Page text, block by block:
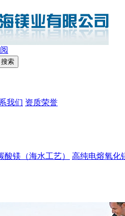
我们 资质荣誉
酸镁（海水工艺） 高纯电熔氧化